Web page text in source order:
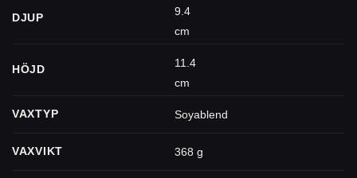
DJUP
9.4
cm
HÖJD
11.4
cm
VAXTYP Soyablend
VAXVIKT 368 g